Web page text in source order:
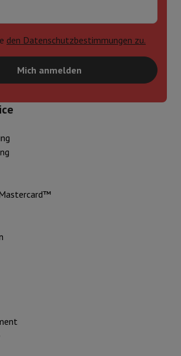
den Datenschutzbestimmungen zu.
Mich anmelden